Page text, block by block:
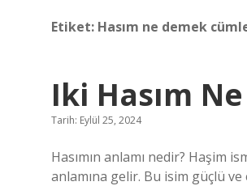
Etiket: Hasım ne demek
Iki Hasım
Tarih: Eylül 25, 2024
Hasımın anlamı nedir? Haşim
anlamına gelir. Bu isim güçlü